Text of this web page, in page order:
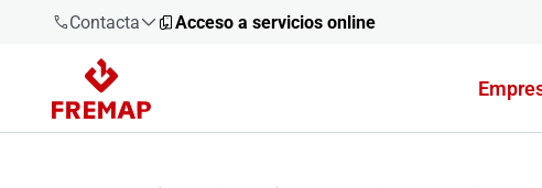
Contacta
900 61 00
61
Acceso a servicios online